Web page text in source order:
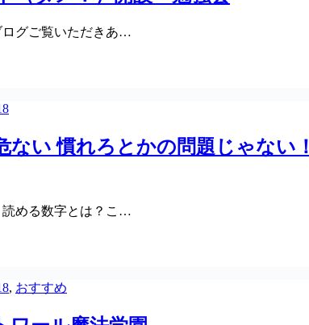
ログご覧いただきあ…
ない 慣れろとかの問題じゃない！
める数字とは？こ…
, おすすめ